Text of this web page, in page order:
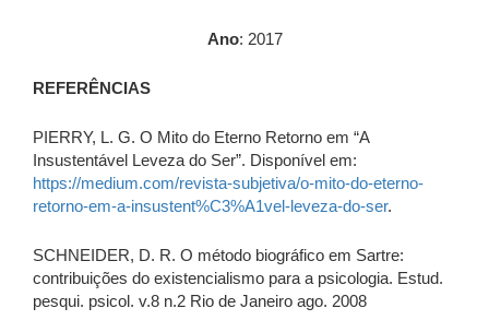
Ano: 2017
REFERÊNCIAS
PIERRY, L. G. O Mito do Eterno Retorno em “A
Insustentável Leveza do Ser”. Disponível em:
https://medium.com/revista-subjetiva/o-mito-do-eterno-
retorno-em-a-insustent%C3%A1vel-leveza-do-ser.
SCHNEIDER, D. R. O método biográfico em Sartre:
contribuições do existencialismo para a psicologia. Estud.
pesqui. psicol. v.8 n.2 Rio de Janeiro ago. 2008